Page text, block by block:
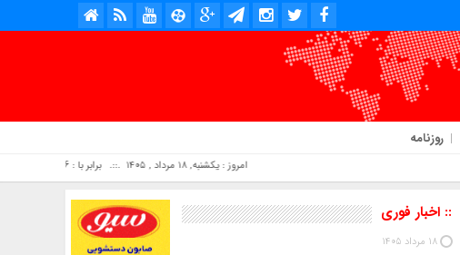
روزنامه
امروز : یکشنبه, ۱۸ مرداد , ۱۴۰۵ .::. برابر با : Sunday, 9 August , 2026 .::. اخبار منتشر شده : 3 خبر
:: اخبار فوری
18 مرداد 1405